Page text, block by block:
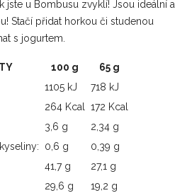
jste u Bombusu zvyklí! Jsou ideální a
Stačí přidat horkou či studenou
s jogurtem.
100 g
65 g
1105 kJ
718 kJ
264 Kcal
172 Kcal
3,6 g
2,34 g
0,6 g
0,39 g
41,7 g
27,1 g
29,6 g
19,2 g